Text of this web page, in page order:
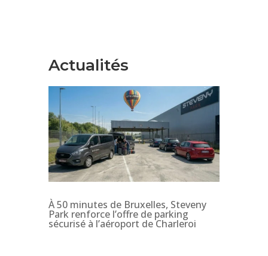
Actualités
À 50 minutes de Bruxelles, Steveny
Park renforce l’offre de parking
sécurisé à l’aéroport de Charleroi